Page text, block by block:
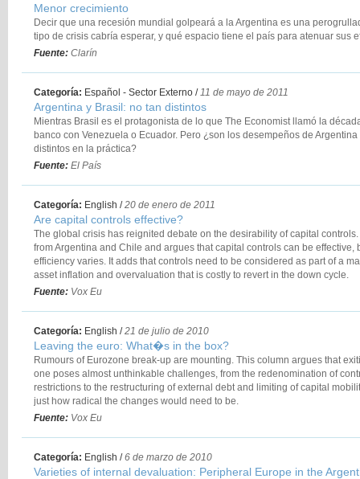
Menor crecimiento
Decir que una recesión mundial golpeará a la Argentina es una
tipo de crisis cabría esperar, y qué espacio tiene el país para atenuar sus
Fuente: Clarín
Categoría: Español - Sector Externo /11 de mayo de 2011
Argentina y Brasil: no tan distintos
Mientras Brasil es el protagonista de lo que The Economist llamó la
banco con Venezuela o Ecuador. Pero ¿son los desempeños de
distintos en la práctica?
Fuente: El País
Categoría: English /20 de enero de 2011
Are capital controls effective?
The global crisis has reignited debate on the desirability of capital
from Argentina and Chile and argues that capital controls can be effective,
efficiency varies. It adds that controls need to be considered as part of a
asset inflation and overvaluation that is costly to revert in the down cycle.
Fuente: Vox Eu
Categoría: English /21 de julio de 2010
Leaving the euro: What�s in the box?
Rumours of Eurozone break-up are mounting. This column argues that
one poses almost unthinkable challenges, from the redenomination of
restrictions to the restructuring of external debt and limiting of capital
just how radical the changes would need to be.
Fuente: Vox Eu
Categoría: English /6 de marzo de 2010
Varieties of internal devaluation: Peripheral Europe in the